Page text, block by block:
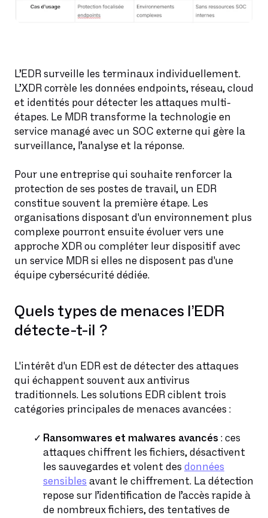
L’EDR surveille les terminaux individuellement.
L’XDR corrèle les données endpoints, réseau, cloud
et identités pour détecter les attaques multi-
étapes. Le MDR transforme la technologie en
service managé avec un SOC externe qui gère la
surveillance, l’analyse et la réponse.
Pour une entreprise qui souhaite renforcer la
protection de ses postes de travail, un EDR
constitue souvent la première étape. Les
organisations disposant d'un environnement plus
complexe pourront ensuite évoluer vers une
approche XDR ou compléter leur dispositif avec
un service MDR si elles ne disposent pas d'une
équipe cybersécurité dédiée.
Quels types de menaces l’EDR
détecte-t-il ?
L'intérêt d'un EDR est de détecter des attaques
qui échappent souvent aux antivirus
traditionnels. Les solutions EDR ciblent trois
catégories principales de menaces avancées :
Ransomwares et malwares avancés : ces
attaques chiffrent les fichiers, désactivent
les sauvegardes et volent des données
sensibles avant le chiffrement. La détection
repose sur l’identification de l’accès rapide à
de nombreux fichiers, des tentatives de